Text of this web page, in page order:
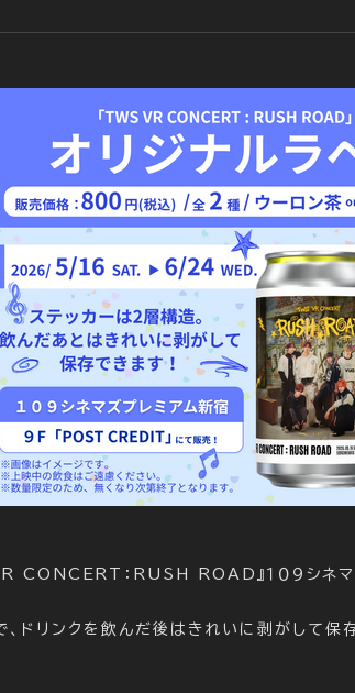
CONCERT：RUSH ROAD』１０９シネマ
ドリンクを飲んだ後はきれいに剥がして保